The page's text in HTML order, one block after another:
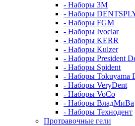
- Наборы 3М
- Наборы
- Наборы FGM
- Наборы Ivoclar
- Наборы KERR
- Наборы Kulzer
- Наборы President
- Наборы Spident
- Наборы Tokuyama
- Наборы VeryDent
- Наборы VoCo
- Наборы ВладМиВа
- Наборы Технодент
Протравочные гели